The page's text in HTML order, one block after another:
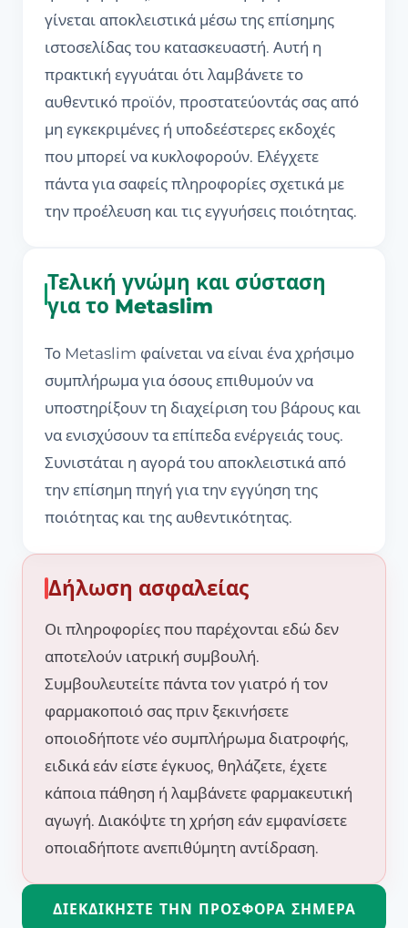
γίνεται αποκλειστικά μέσω της επίσημης
ιστοσελίδας του κατασκευαστή. Αυτή η
πρακτική εγγυάται ότι λαμβάνετε το
αυθεντικό προϊόν, προστατεύοντάς σας από
μη εγκεκριμένες ή υποδεέστερες εκδοχές
που μπορεί να κυκλοφορούν. Ελέγχετε
πάντα για σαφείς πληροφορίες σχετικά με
την προέλευση και τις εγγυήσεις ποιότητας.
Τελική γνώμη και σύσταση
για το Metaslim
Το Metaslim φαίνεται να είναι ένα χρήσιμο
συμπλήρωμα για όσους επιθυμούν να
υποστηρίξουν τη διαχείριση του βάρους και
να ενισχύσουν τα επίπεδα ενέργειάς τους.
Συνιστάται η αγορά του αποκλειστικά από
την επίσημη πηγή για την εγγύηση της
ποιότητας και της αυθεντικότητας.
Δήλωση ασφαλείας
Οι πληροφορίες που παρέχονται εδώ δεν
αποτελούν ιατρική συμβουλή.
Συμβουλευτείτε πάντα τον γιατρό ή τον
φαρμακοποιό σας πριν ξεκινήσετε
οποιοδήποτε νέο συμπλήρωμα διατροφής,
ειδικά εάν είστε έγκυος, θηλάζετε, έχετε
κάποια πάθηση ή λαμβάνετε φαρμακευτική
αγωγή. Διακόψτε τη χρήση εάν εμφανίσετε
οποιαδήποτε ανεπιθύμητη αντίδραση.
ΔΙΕΚΔΙΚΉΣΤΕ ΤΗΝ ΠΡΟΣΦΟΡΆ ΣΉΜΕΡΑ